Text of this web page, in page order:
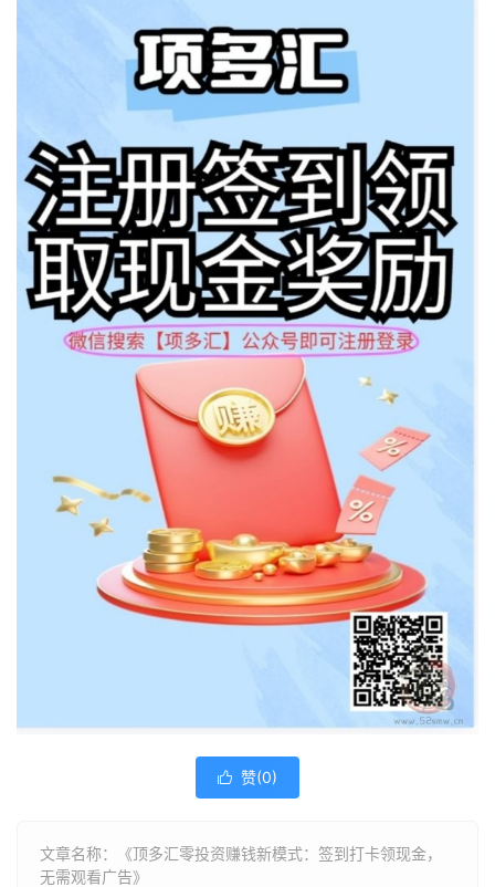
 赞(0)
文章名称：《顶多汇零投资赚钱新模式：签到打卡领现金，
无需观看广告》